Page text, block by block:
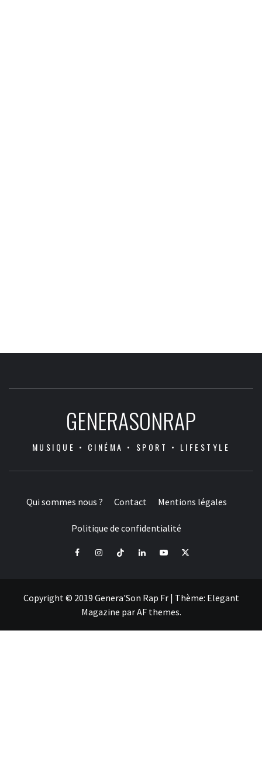
GENERASONRAP
MUSIQUE • CINÉMA • SPORT • LIFESTYLE
Qui sommes nous ? Contact Mentions légales
Politique de confidentialité
FacebookInstagramTiktok LinkedInYoutube
X
Copyright © 2019 Genera'Son Rap Fr | Thème: Elegant
Magazine parAF themes.